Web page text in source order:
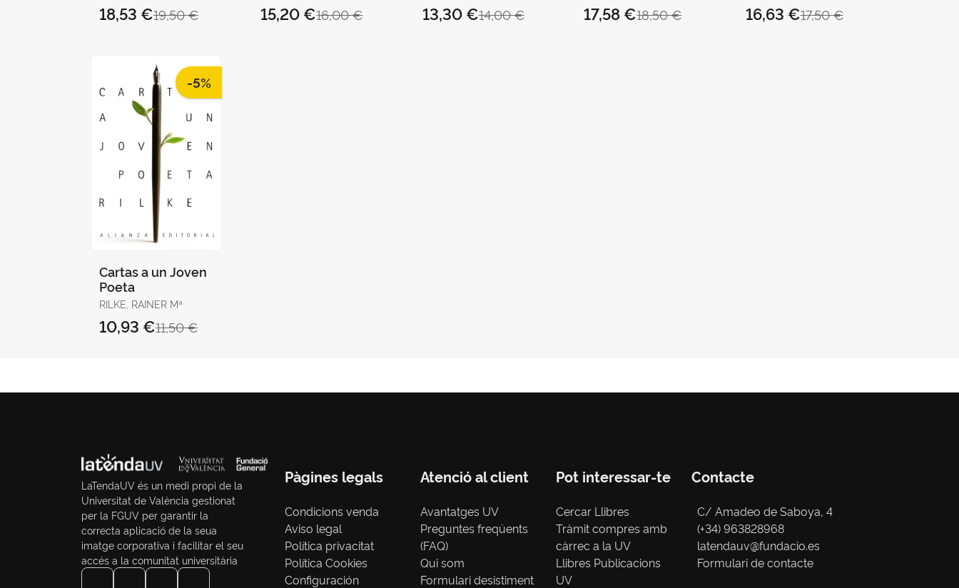
PALMERO, NATALIA
19,50 €
18,53 € 16,00 €
15,20 €
10
14,00 €
13,30 € 18,50 €
17,58 € 17,50 €
16,63 €
-5%
Cartas a un Joven
Poeta
RILKE, RAINER Mª
11,50 €
10,93 €
LaTendaUV és un medi propi de la
Universitat de València gestionat
per la FGUV per garantir la
correcta aplicació de la seua
imatge corporativa i facilitar el seu
accés a la comunitat universitària
Pàgines legals
Condicions venda
Aviso legal
Política privacitat
Política Cookies
Configuración
Atenció al client
Avantatges UV
Preguntes freqüents
(FAQ)
Qui som
Formulari desistiment
Pot interessar-te
Cercar Llibres
Tràmit compres amb
càrrec a la UV
Llibres Publicacions
UV
Contacte
C/ Amadeo de Saboya, 4
(+34) 963828968
latendauv@fundacio.es
Formulari de contacte